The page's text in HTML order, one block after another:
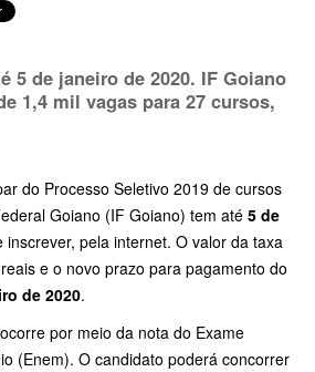
5 de janeiro de 2020. IF Goiano
1,4 mil vagas para 27 cursos,
do Processo Seletivo 2019 de cursos
Goiano (IF Goiano) tem até 5 de
inscrever, pela internet. O valor da taxa
e o novo prazo para pagamento do
de 2020.
por meio da nota do Exame
(Enem). O candidato poderá concorrer